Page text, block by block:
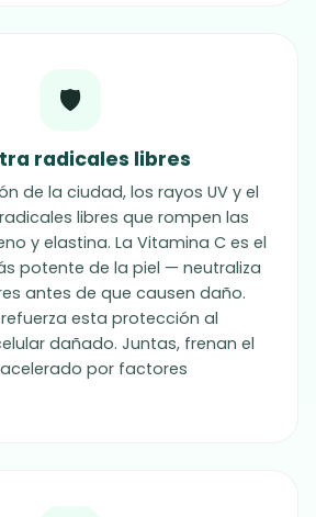
🛡️
radicales libres
de la ciudad, los rayos UV y el
libres que rompen las
y elastina. La Vitamina C es el
potente de la piel — neutraliza
antes de que causen daño.
esta protección al
dañado. Juntas, frenan el
por factores